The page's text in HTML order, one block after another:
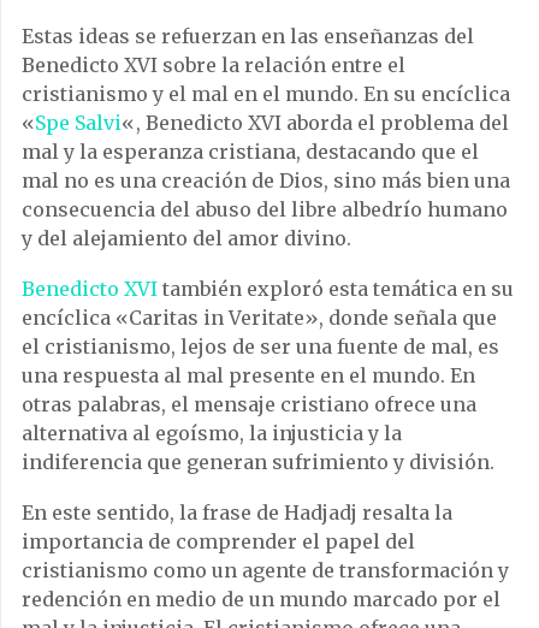
Estas ideas se refuerzan en las enseñanzas del
Benedicto XVI sobre la relación entre el
cristianismo y el mal en el mundo. En su encíclica
«Spe Salvi«, Benedicto XVI aborda el problema del
mal y la esperanza cristiana, destacando que el
mal no es una creación de Dios, sino más bien una
consecuencia del abuso del libre albedrío humano
y del alejamiento del amor divino.
Benedicto XVI también exploró esta temática en su
encíclica «Caritas in Veritate», donde señala que
el cristianismo, lejos de ser una fuente de mal, es
una respuesta al mal presente en el mundo. En
otras palabras, el mensaje cristiano ofrece una
alternativa al egoísmo, la injusticia y la
indiferencia que generan sufrimiento y división.
En este sentido, la frase de Hadjadj resalta la
importancia de comprender el papel del
cristianismo como un agente de transformación y
redención en medio de un mundo marcado por el